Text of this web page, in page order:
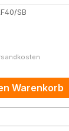
SB
Warenkorb